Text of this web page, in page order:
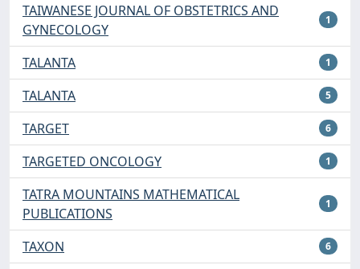
TAIWANESE JOURNAL OF OBSTETRICS AND
GYNECOLOGY
1
TALANTA 1
TALANTA 5
TARGET 6
TARGETED ONCOLOGY 1
TATRA MOUNTAINS MATHEMATICAL
PUBLICATIONS
1
TAXON 6